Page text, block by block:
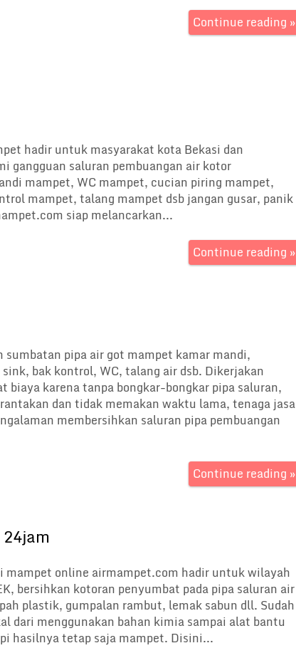
Continue reading »
hadir untuk masyarakat kota Bekasi dan
gangguan saluran pembuangan air kotor
mampet, WC mampet, cucian piring mampet,
mampet, talang mampet dsb jangan gusar, panik
siap melancarkan...
Continue reading »
sumbatan pipa air got mampet kamar mandi,
bak kontrol, WC, talang air dsb. Dikerjakan
biaya karena tanpa bongkar-bongkar pipa saluran,
dan tidak memakan waktu lama, tenaga jasa
membersihkan saluran pipa pembuangan
Continue reading »
mampet online airmampet.com hadir untuk wilayah
bersihkan kotoran penyumbat pada pipa saluran air
plastik, gumpalan rambut, lemak sabun dll. Sudah
dari menggunakan bahan kimia sampai alat bantu
hasilnya tetap saja mampet. Disini...